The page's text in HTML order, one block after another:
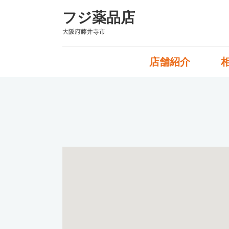
フジ薬品店
大阪府藤井寺市
店舗紹介